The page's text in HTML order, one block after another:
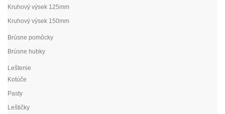
Kruhový výsek 125mm
Kruhový výsek 150mm
Brúsne pomôcky
Brúsne hubky
Leštenie
Kotúče
Pasty
Leštičky